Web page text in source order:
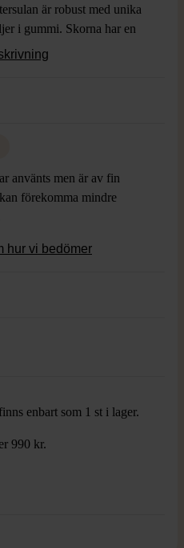
är robust med unika
i gummi. Skorna har en
vitt och beige som ger en
använts men är av fin
förekomma mindre
hur vi bedömer
enbart som 1 st i lager.
990 kr.